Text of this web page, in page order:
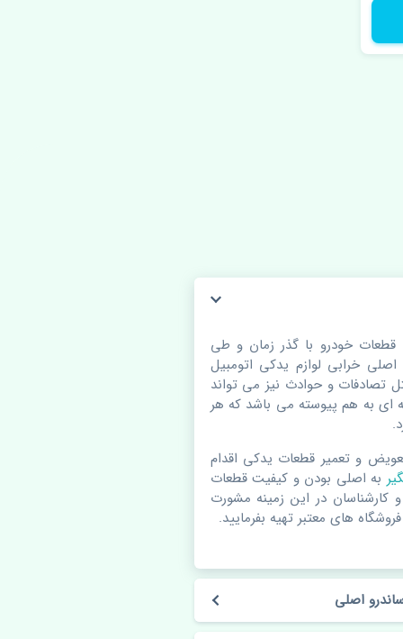
خودرو با گذر زمان و طی
خرابی لوازم یدکی اتومبیل
و حوادث نیز می تواند
به هم پیوسته می باشد که هر
و تعمیر قطعات یدکی اقدام
به اصلی بودن و کیفیت قطعات
کارشناسان در این زمینه مشورت
های معتبر تهیه بفرمایید.
اصلی